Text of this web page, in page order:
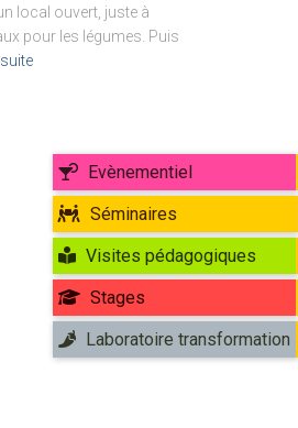
local ouvert, juste à
pour les légumes. Puis
suite
Evènementiel
Séminaires
Visites pédagogiques
Stages
Laboratoire transformation